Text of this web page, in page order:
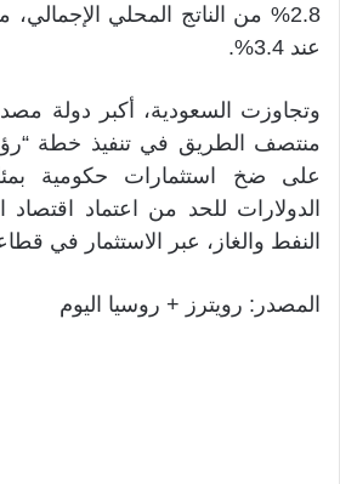
2.8% من ‌الناتج ⁠المحلي
عند 3.4%.
وتجاوزت السعودية، أكبر دولة
على ضخ استثمارات ​حكومية
الدولارات ⁠للحد من اعتماد
النفط والغاز، عبر ⁠الاستثمار ​في
المصدر: رويترز + روسيا اليوم